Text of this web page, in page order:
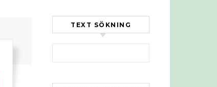
TEXT SÖKNING